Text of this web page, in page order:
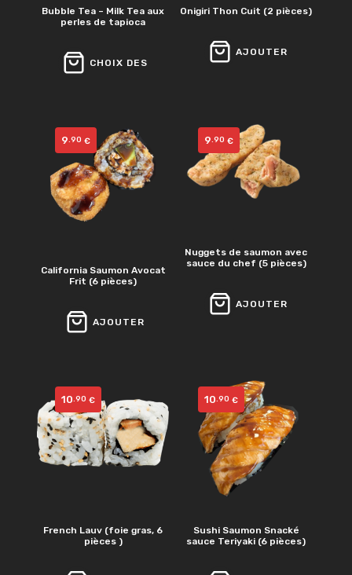
Bubble Tea – Milk Tea aux
perles de tapioca
CHOIX DES
Onigiri Thon Cuit (2 pièces)
AJOUTER
California Saumon Avocat
Frit (6 pièces)
9 .90 €
AJOUTER
Nuggets de saumon avec
sauce du chef (5 pièces)
9 .90 €
AJOUTER
French Lauv (foie gras, 6
pièces )
10 .90 €
Sushi Saumon Snacké
sauce Teriyaki (6 pièces)
10 .90 €